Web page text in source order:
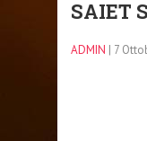
SAIET
ADMIN | 7